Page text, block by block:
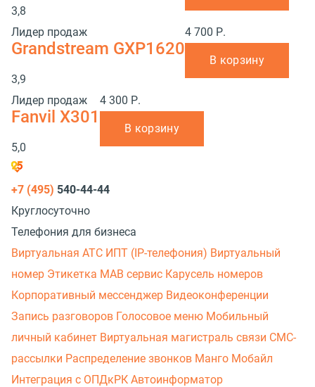
3,8
Лидер продаж
Grandstream GXP1620
3,9
4 700 Р.
В корзину
Лидер продаж
Fanvil X301
5,0
4 300 Р.
В корзину
+7 (495) 540-44-44
Круглосуточно
Телефония для бизнеса
Виртуальная АТС ИПТ (IP-телефония) Виртуальный
номер Этикетка МАВ сервис Карусель номеров
Корпоративный мессенджер Видеоконференции
Запись разговоров Голосовое меню Мобильный
личный кабинет Виртуальная магистраль связи СМС-
рассылки Распределение звонков Манго Мобайл
Интеграция с ОПДкРК Автоинформатор